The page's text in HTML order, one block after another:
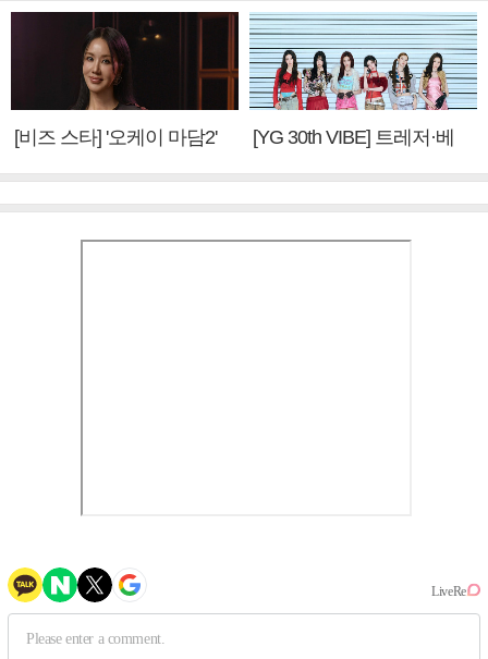
[비즈 스타] '오케이 마담2'
[YG 30th VIBE] 트레저·베